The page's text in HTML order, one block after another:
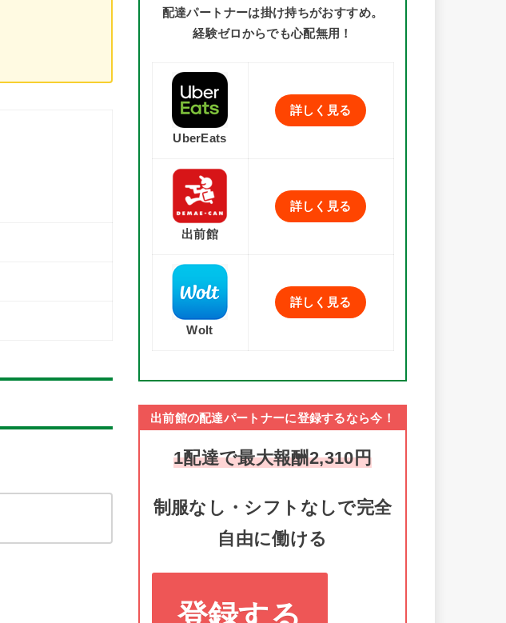
配達パートナーは掛け持ちがおすすめ。
経験ゼロからでも心配無用！
UberEats
詳しく見る
出前館
詳しく見る
Wolt
詳しく見る
出前館の配達パートナーに登録するなら今！
1配達で最大報酬2,310円
制服なし・シフトなしで完全
自由に働ける
登録する